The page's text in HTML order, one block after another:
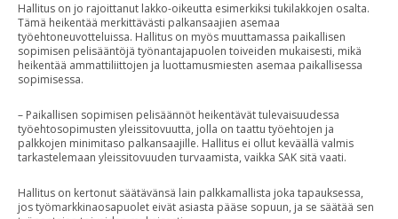
Hallitus on jo rajoittanut lakko-oikeutta esimerkiksi tukilakkojen osalta.
Tämä heikentää merkittävästi palkansaajien asemaa
työehtoneuvotteluissa. Hallitus on myös muuttamassa paikallisen
sopimisen pelisääntöjä työnantajapuolen toiveiden mukaisesti, mikä
heikentää ammattiliittojen ja luottamusmiesten asemaa paikallisessa
sopimisessa.
– Paikallisen sopimisen pelisäännöt heikentävät tulevaisuudessa
työehtosopimusten yleissitovuutta, jolla on taattu työehtojen ja
palkkojen minimitaso palkansaajille. Hallitus ei ollut keväällä valmis
tarkastelemaan yleissitovuuden turvaamista, vaikka SAK sitä vaati.
Hallitus on kertonut säätävänsä lain palkkamallista joka tapauksessa,
jos työmarkkinaosapuolet eivät asiasta pääse sopuun, ja se säätää sen